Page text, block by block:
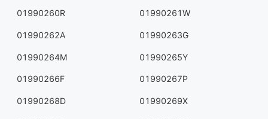
01990260R 01990261W
01990262A 01990263G
01990264M 01990265Y
01990266F 01990267P
01990268D 01990269X